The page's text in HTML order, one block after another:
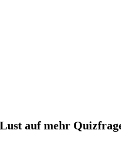
Lust auf mehr